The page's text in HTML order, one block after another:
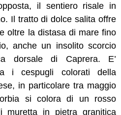
il sentiero risale in
Il tratto di dolce salita offre
oltre la distasa di mare fino
anche un insolito scorcio
dorsale di Caprera. E’
i cespugli colorati della
in particolare tra maggio
si colora di un rosso
muretta in pietra granitica